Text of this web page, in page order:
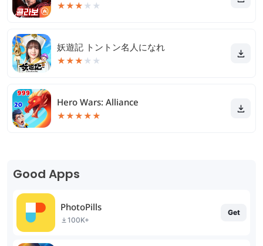
★★★ ★ ★
妖遊記 トントン名人になれ
★★★ ★ ★
Hero Wars: Alliance
★★★★★
Good Apps
PhotoPills
100K+
Get